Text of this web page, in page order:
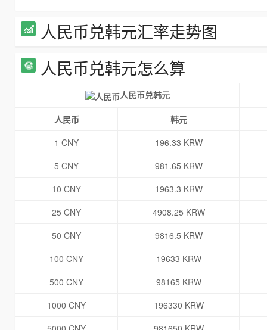
人民币兑韩元汇率走势图
人民币兑韩元怎么算
人民币兑韩元
人民币
韩元
1 CNY
196.33 KRW
5 CNY
981.65 KRW
10 CNY
1963.3 KRW
25 CNY
4908.25 KRW
50 CNY
9816.5 KRW
100 CNY
19633 KRW
500 CNY
98165 KRW
1000 CNY
196330 KRW